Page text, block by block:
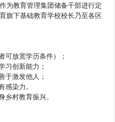
为教育管理集团储备干部进行定
旗下基础教育学校校长乃至各区
可放宽学历条件）；
习创新能力；
于激发他人；
染力。
村教育振兴。